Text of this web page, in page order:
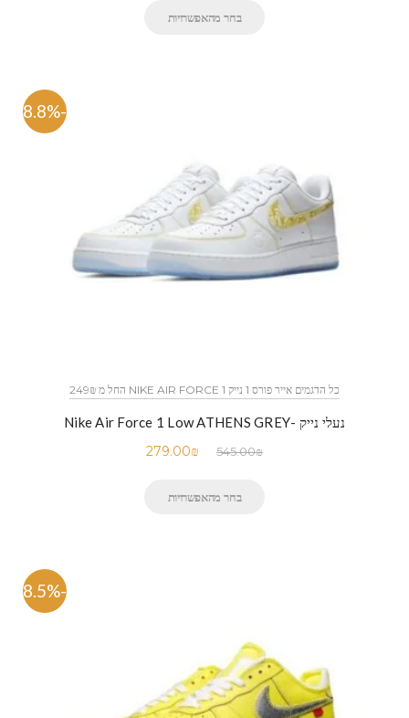
בחר מהאפשרויות
-48.8%
כל הדגמים אייר פורס 1 נייק NIKE AIR FORCE 1 החל מ 249₪
נעלי נייק -Nike Air Force 1 Low ATHENS GREY
545.00₪
279.00₪
בחר מהאפשרויות
-58.5%